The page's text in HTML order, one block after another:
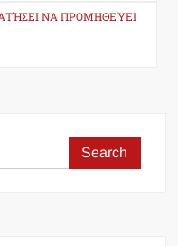
ΝΑ ΠΡΟΜΗΘΕΎΕΙ
Search
for: